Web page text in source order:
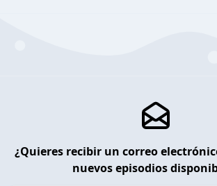
¿Quieres recibir un correo
nuevos episodios